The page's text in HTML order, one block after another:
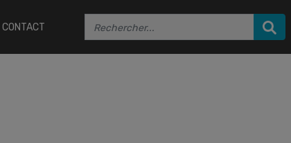
CONTACT